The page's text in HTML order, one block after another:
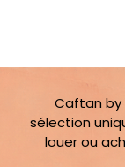
Caftan by
sélection
louer ou